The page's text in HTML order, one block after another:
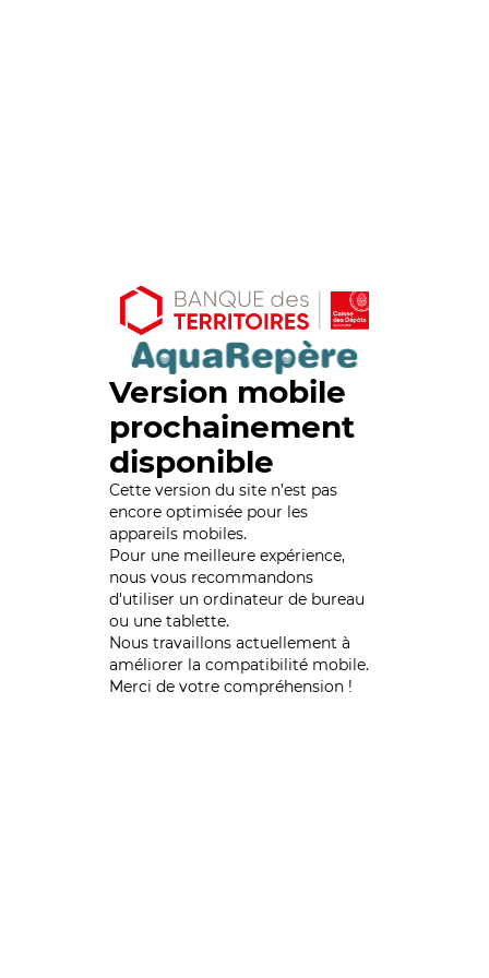
Version mobile
prochainement
disponible
Cette version du site n’est pas
encore optimisée pour les
appareils mobiles.
Pour une meilleure expérience,
nous vous recommandons
d'utiliser un ordinateur de bureau
ou une tablette.
Nous travaillons actuellement à
améliorer la compatibilité mobile.
Merci de votre compréhension !